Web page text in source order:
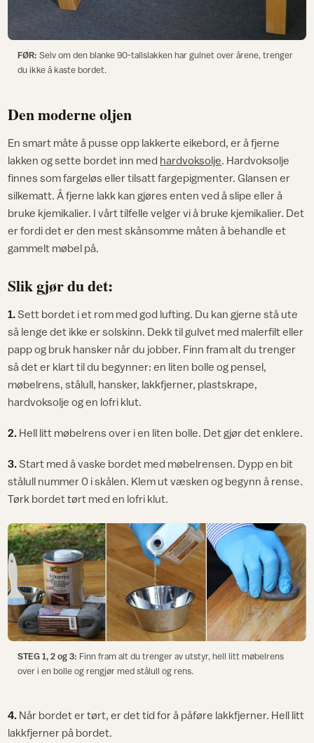
FØR: Selv om den blanke 90-tallslakken har gulnet over årene, trenger
du ikke å kaste bordet.
Den moderne oljen
En smart måte å pusse opp lakkerte eikebord, er å fjerne
lakken og sette bordet inn med hardvoksolje. Hardvoksolje
finnes som fargeløs eller tilsatt fargepigmenter. Glansen er
silkematt. Å fjerne lakk kan gjøres enten ved å slipe eller å
bruke kjemikalier. I vårt tilfelle velger vi å bruke kjemikalier. Det
er fordi det er den mest skånsomme måten å behandle et
gammelt møbel på.
Slik gjør du det:
1.Sett bordet i et rom med god lufting. Du kan gjerne stå ute
så lenge det ikke er solskinn. Dekk til gulvet med malerfilt eller
papp og bruk hansker når du jobber. Finn fram alt du trenger
så det er klart til du begynner: en liten bolle og pensel,
møbelrens, stålull, hansker, lakkfjerner, plastskrape,
hardvoksolje og en lofri klut.
2. Hell litt møbelrens over i en liten bolle. Det gjør det enklere.
3.Start med å vaske bordet med møbelrensen. Dypp en bit
stålull nummer 0 i skålen. Klem ut væsken og begynn å rense.
Tørk bordet tørt med en lofri klut.
STEG 1, 2 og 3: Finn fram alt du trenger av utstyr, hell litt møbelrens
over i en bolle og rengjør med stålull og rens.
4. Når bordet er tørt, er det tid for å påføre lakkfjerner. Hell litt
lakkfjerner på bordet.